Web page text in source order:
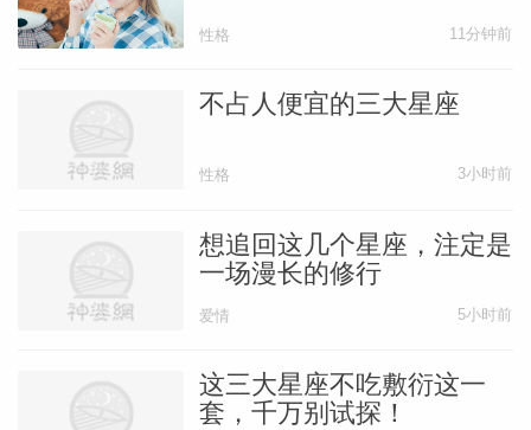
性格 11分钟前
不占人便宜的三大星座
性格 3小时前
想追回这几个星座，注定是
一场漫长的修行
爱情 5小时前
这三大星座不吃敷衍这一
套，千万别试探！